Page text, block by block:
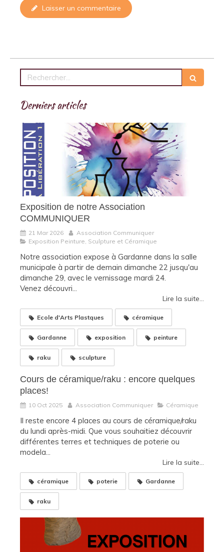
Laisser un commentaire
Rechercher
Derniers articles
Exposition de notre Association
COMMUNIQUER
21 Mar 2026
Association Communiquer
Exposition Peinture, Sculpture et Céramique
Notre association expose à Gardanne dans la salle
municipale à partir de demain dimanche 22 jusqu'au
dimanche 29, avec le vernissage mardi 24.
Venez découvri...
Lire la suite...
Ecole d'Arts Plastques céramique
Gardanne exposition peinture
raku sculpture
Cours de céramique/raku : encore quelques
places!
10 Oct 2025 Association Communiquer Céramique
Il reste encore 4 places au cours de céramique/raku
du lundi après-midi. Que vous souhaitiez découvrir
différentes terres et techniques de poterie ou
modela...
Lire la suite...
céramique poterie Gardanne
raku